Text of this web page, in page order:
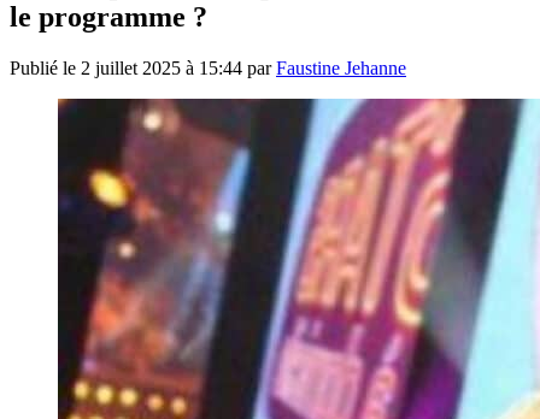
le programme ?
Publié le 2 juillet 2025 à 15:44 parFaustine Jehanne